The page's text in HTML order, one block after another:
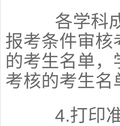
各学科成
报考条件审核
的考生名单
考核的考生名
4.打印准